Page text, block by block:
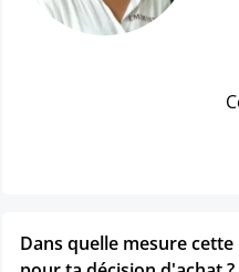
Dans quelle mesure